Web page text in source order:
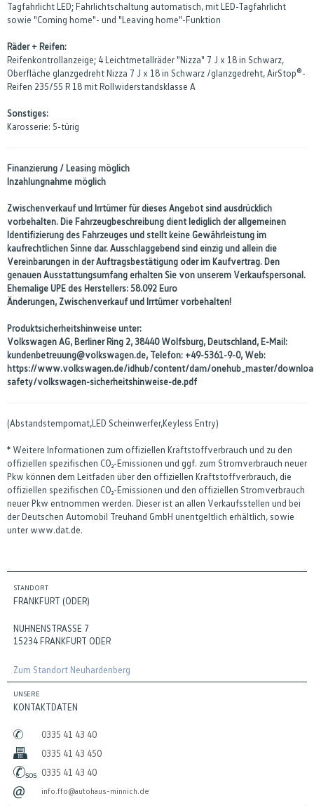
Tagfahrlicht LED; Fahrlichtschaltung automatisch, mit LED-Tagfahrlicht
sowie "Coming home"- und "Leaving home"-Funktion
Räder + Reifen:
Reifenkontrollanzeige; 4 Leichtmetallräder "Nizza" 7 J x 18 in Schwarz,
Oberfläche glanzgedreht Nizza 7 J x 18 in Schwarz /glanzgedreht, AirStop®-
Reifen 235/55 R 18 mit Rollwiderstandsklasse A
Sonstiges:
Karosserie: 5-türig
Finanzierung / Leasing möglich
Inzahlungnahme möglich
Zwischenverkauf und Irrtümer für dieses Angebot sind ausdrücklich
vorbehalten. Die Fahrzeugbeschreibung dient lediglich der allgemeinen
Identifizierung des Fahrzeuges und stellt keine Gewährleistung im
kaufrechtlichen Sinne dar. Ausschlaggebend sind einzig und allein die
Vereinbarungen in der Auftragsbestätigung oder im Kaufvertrag. Den
genauen Ausstattungsumfang erhalten Sie von unserem Verkaufspersonal.
Ehemalige UPE des Herstellers: 58.092 Euro
Änderungen, Zwischenverkauf und Irrtümer vorbehalten!
Produktsicherheitshinweise unter:
Volkswagen AG, Berliner Ring 2, 38440 Wolfsburg, Deutschland, E-Mail:
kundenbetreuung@volkswagen.de, Telefon: +49-5361-9-0, Web:
https://www.volkswagen.de/idhub/content/dam/onehub_master/
safety/volkswagen-sicherheitshinweise-de.pdf
(Abstandstempomat,LED Scheinwerfer,Keyless Entry)
* Weitere Informationen zum offiziellen Kraftstoffverbrauch und zu den
offiziellen spezifischen CO₂-Emissionen und ggf. zum Stromverbrauch neuer
Pkw können dem Leitfaden über den offiziellen Kraftstoffverbrauch, die
offiziellen spezifischen CO₂-Emissionen und den offiziellen Stromverbrauch
neuer Pkw entnommen werden. Dieser ist an allen Verkaufsstellen und bei
der Deutschen Automobil Treuhand GmbH unentgeltlich erhältlich, sowie
unter www.dat.de.
STANDORT
FRANKFURT (ODER)
NUHNENSTRASSE 7
15234 FRANKFURT ODER
Zum Standort Neuhardenberg
UNSERE
KONTAKTDATEN
0335 41 43 40
0335 41 43 450
0335 41 43 40
info.ffo@autohaus-minnich.de